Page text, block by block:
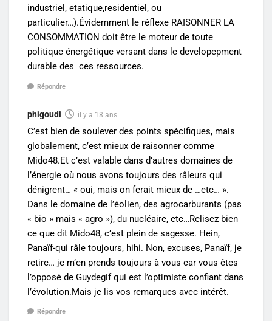
industriel, etatique,residentiel, ou
particulier…).Évidemment le réflexe RAISONNER LA
CONSOMMATION doit être le moteur de toute
politique énergétique versant dans le developepment
durable des ces ressources.
Répondre
phigoudi il y a 18 ans
C’est bien de soulever des points spécifiques, mais
globalement, c’est mieux de raisonner comme
Mido48.Et c’est valable dans d’autres domaines de
l’énergie où nous avons toujours des râleurs qui
dénigrent… « oui, mais on ferait mieux de …etc… ».
Dans le domaine de l’éolien, des agrocarburants (pas
« bio » mais « agro »), du nucléaire, etc…Relisez bien
ce que dit Mido48, c’est plein de sagesse. Hein,
Panaïf-qui râle toujours, hihi. Non, excuses, Panaïf, je
retire… je m’en prends toujours à vous car vous êtes
l’opposé de Guydegif qui est l’optimiste confiant dans
l’évolution.Mais je lis vos remarques avec intérêt.
Répondre